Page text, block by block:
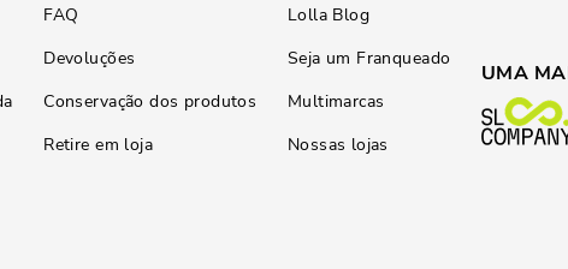
FAQ
Devoluções
Conservação dos produtos
Retire em loja
Lolla Blog
Seja um Franqueado
Multimarcas
Nossas lojas
UMA